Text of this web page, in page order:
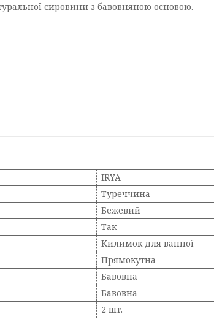
сировини з бавовняною основою.
IRYA
Туреччина
Бежевий
Так
Килимок для ванної
Прямокутна
Бавовна
Бавовна
2 шт.